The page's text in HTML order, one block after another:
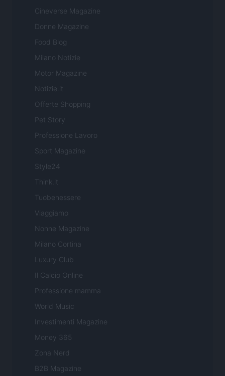
Cineverse Magazine
Donne Magazine
Food Blog
Milano Notizie
Motor Magazine
Notizie.it
Offerte Shopping
Pet Story
Professione Lavoro
Sport Magazine
Style24
Think.it
Tuobenessere
Viaggiamo
Nonne Magazine
Milano Cortina
Luxury Club
Il Calcio Online
Professione mamma
World Music
Investimenti Magazine
Money 365
Zona Nerd
B2B Magazine